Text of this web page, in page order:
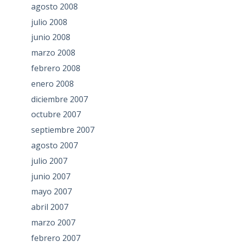
agosto 2008
julio 2008
junio 2008
marzo 2008
febrero 2008
enero 2008
diciembre 2007
octubre 2007
septiembre 2007
agosto 2007
julio 2007
junio 2007
mayo 2007
abril 2007
marzo 2007
febrero 2007